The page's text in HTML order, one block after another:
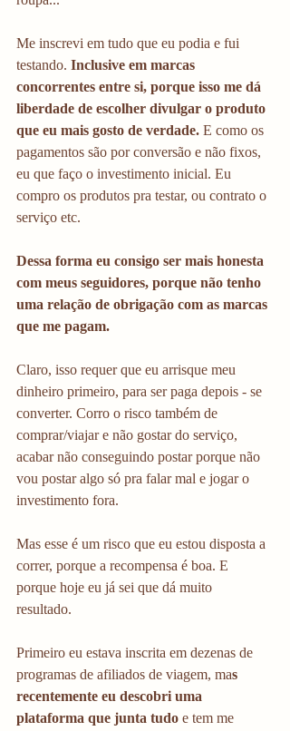
Me inscrevi em tudo que eu podia e fui
testando. Inclusive em marcas
concorrentes entre si, porque isso me dá
liberdade de escolher divulgar o produto
que eu mais gosto de verdade. E como os
pagamentos são por conversão e não fixos,
eu que faço o investimento inicial. Eu
compro os produtos pra testar, ou contrato o
serviço etc.
Dessa forma eu consigo ser mais honesta
com meus seguidores, porque não tenho
uma relação de obrigação com as marcas
que me pagam.
Claro, isso requer que eu arrisque meu
dinheiro primeiro, para ser paga depois - se
converter. Corro o risco também de
comprar/viajar e não gostar do serviço,
acabar não conseguindo postar porque não
vou postar algo só pra falar mal e jogar o
investimento fora.
Mas esse é um risco que eu estou disposta a
correr, porque a recompensa é boa. E
porque hoje eu já sei que dá muito
resultado.
Primeiro eu estava inscrita em dezenas de
programas de afiliados de viagem, mas
recentemente eu descobri uma
plataforma que junta tudo e tem me